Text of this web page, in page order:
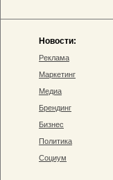
Новости:
Реклама
Маркетинг
Медиа
Брендинг
Бизнес
Политика
Социум